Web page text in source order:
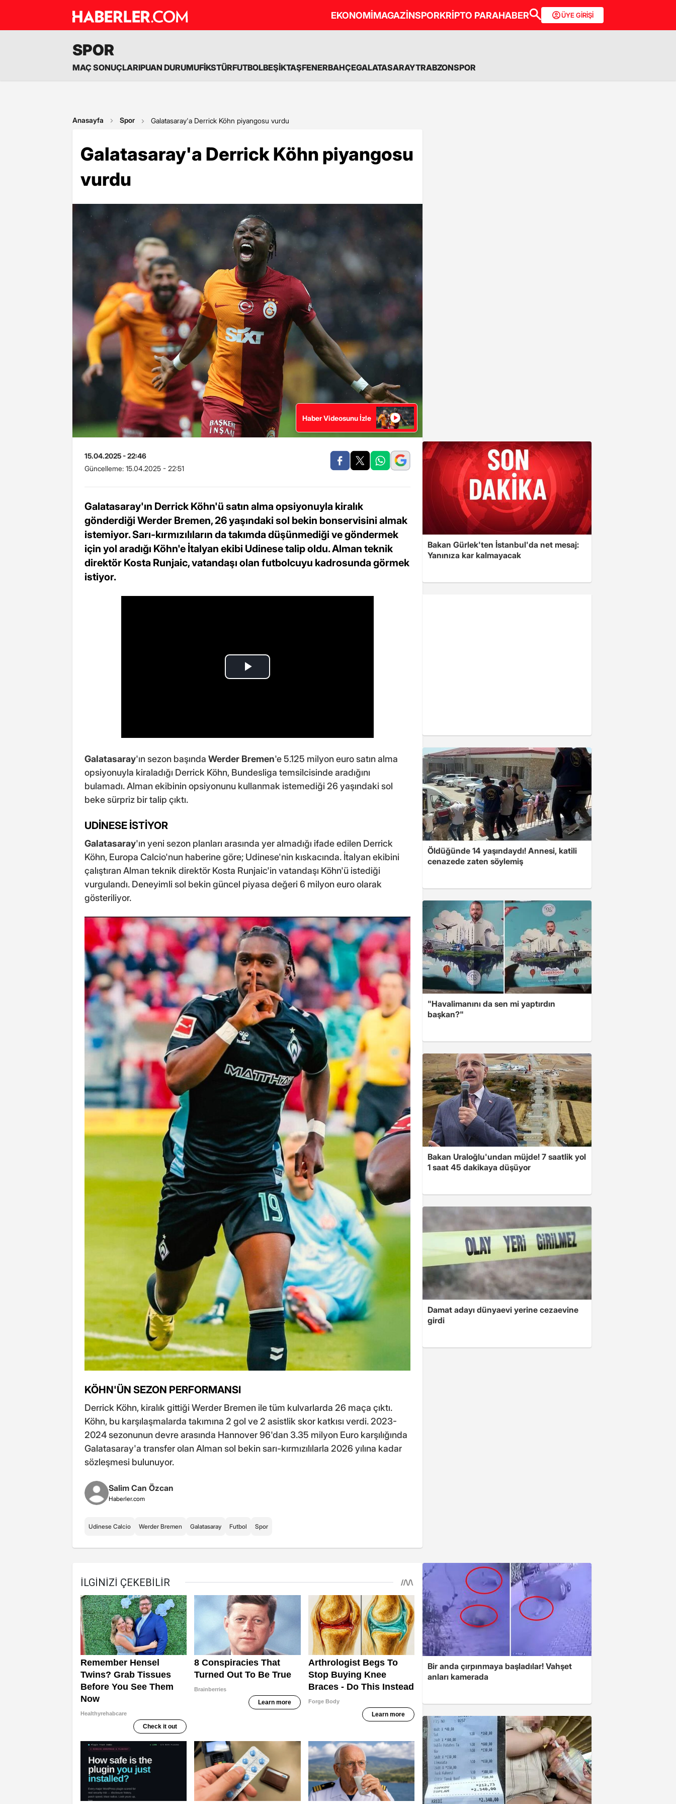
EKONOMİMAGAZİNSPORKRİPTO PARAHABER ÜYE GİRİŞİ
SPOR
MAÇ SONUÇLARIPUAN DURUMUFİKSTÜRFUTBOLBEŞİKTAŞFENERBAHÇEGALATASARAYTRABZONSPOR
Anasayfa Spor Galatasaray'a Derrick Köhn piyangosu vurdu
Galatasaray'a Derrick Köhn piyangosu
vurdu
Haber Videosunu İzle
15.04.2025 - 22:46
Güncelleme: 15.04.2025 - 22:51
Galatasaray'ın Derrick Köhn'ü satın alma opsiyonuyla kiralık
gönderdiği Werder Bremen, 26 yaşındaki sol bekin bonservisini almak
istemiyor. Sarı-kırmızılıların da takımda düşünmediği ve göndermek
için yol aradığı Köhn'e İtalyan ekibi Udinese talip oldu. Alman teknik
direktör Kosta Runjaic, vatandaşı olan futbolcuyu kadrosunda görmek
istiyor.
Galatasaray'ın sezon başında Werder Bremen'e 5.125 milyon euro satın alma
opsiyonuyla kiraladığı Derrick Köhn, Bundesliga temsilcisinde aradığını
bulamadı. Alman ekibinin opsiyonunu kullanmak istemediği 26 yaşındaki sol
beke sürpriz bir talip çıktı.
UDİNESE İSTİYOR
Galatasaray'ın yeni sezon planları arasında yer almadığı ifade edilen Derrick
Köhn, Europa Calcio'nun haberine göre; Udinese'nin kıskacında. İtalyan ekibini
çalıştıran Alman teknik direktör Kosta Runjaic'in vatandaşı Köhn'ü istediği
vurgulandı. Deneyimli sol bekin güncel piyasa değeri 6 milyon euro olarak
gösteriliyor.
KÖHN'ÜN SEZON PERFORMANSI
Derrick Köhn, kiralık gittiği Werder Bremen ile tüm kulvarlarda 26 maça çıktı.
Köhn, bu karşılaşmalarda takımına 2 gol ve 2 asistlik skor katkısı verdi. 2023-
2024 sezonunun devre arasında Hannover 96'dan 3.35 milyon Euro karşılığında
Galatasaray'a transfer olan Alman sol bekin sarı-kırmızılılarla 2026 yılına kadar
sözleşmesi bulunuyor.
Salim Can Özcan
Haberler.com
Udinese Calcio Werder Bremen Galatasaray Futbol Spor
Bakan Gürlek'ten İstanbul'da net mesaj:
Yanınıza kar kalmayacak
Öldüğünde 14 yaşındaydı! Annesi, katili
cenazede zaten söylemiş
"Havalimanını da sen mi yaptırdın
başkan?"
Bakan Uraloğlu'undan müjde! 7 saatlik yol
1 saat 45 dakikaya düşüyor
Damat adayı dünyaevi yerine cezaevine
girdi
Bir anda çırpınmaya başladılar! Vahşet
anları kamerada